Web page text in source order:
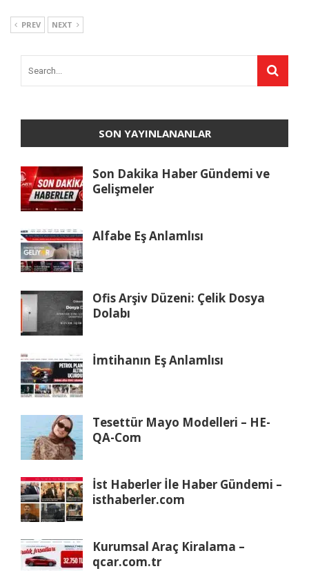
PREV NEXT
SON YAYINLANANLAR
Son Dakika Haber Gündemi ve
Gelişmeler
Alfabe Eş Anlamlısı
Ofis Arşiv Düzeni: Çelik Dosya
Dolabı
İmtihanın Eş Anlamlısı
Tesettür Mayo Modelleri – HE-
QA-Com
İst Haberler İle Haber Gündemi –
isthaberler.com
Kurumsal Araç Kiralama –
qcar.com.tr